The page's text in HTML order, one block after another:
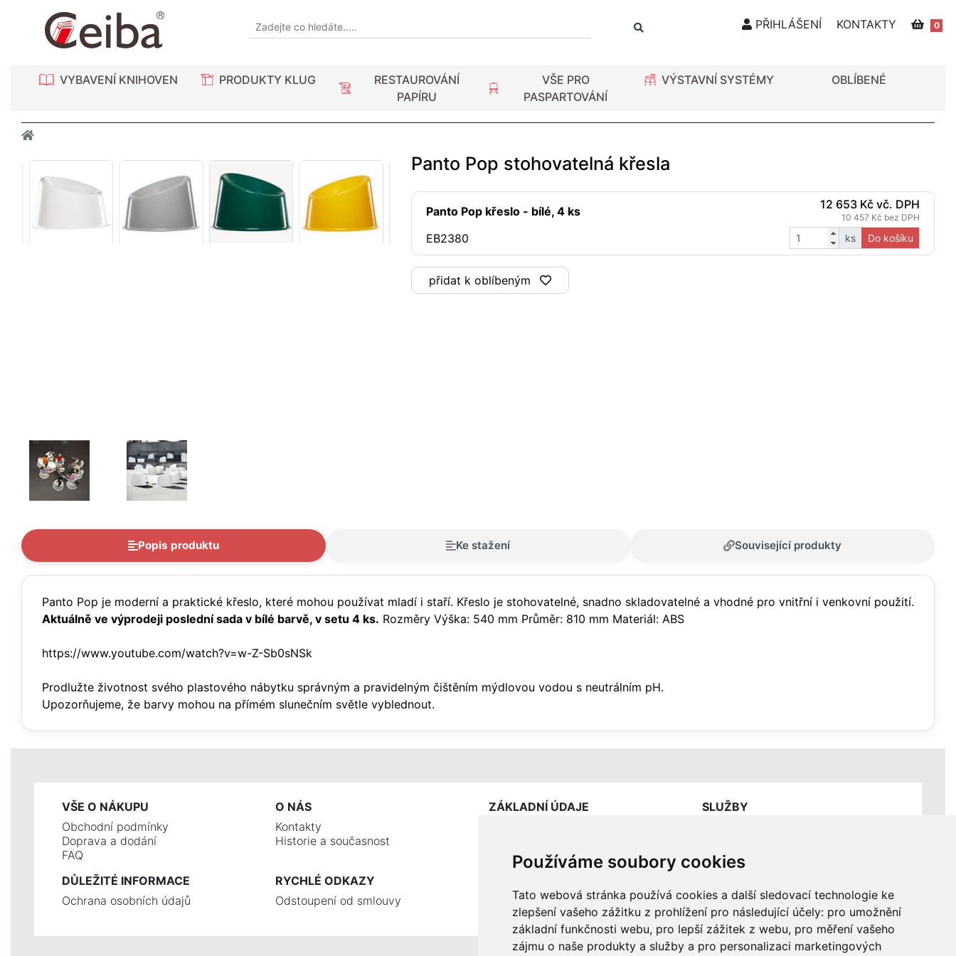
Používáme soubory cookies
Tato webová stránka používá cookies a další sledovací technologie ke
zlepšení vašeho zážitku z prohlížení pro následující účely: pro umožnění
základní funkčnosti webu, pro lepší zážitek z webu, pro měření vašeho
zájmu o naše produkty a služby a pro personalizaci marketingových
PŘIHLÁŠENÍ KONTAKTY 0
VYBAVENÍ KNIHOVEN PRODUKTY KLUG
RESTAUROVÁNÍ
PAPÍRU
VŠE PRO
PASPARTOVÁNÍ
VÝSTAVNÍ SYSTÉMY OBLÍBENÉ
Panto Pop stohovatelná křesla
Panto Pop křeslo - bílé, 4 ks 12 653 Kč vč. DPH
10 457 Kč bez DPH
EB2380 ks Do košíku
přidat k oblíbeným
Popis produktu Ke stažení Související produkty
Panto Pop je moderní a praktické křeslo, které mohou používat mladí i staří. Křeslo je stohovatelné, snadno skladovatelné a vhodné pro vnitřní i venkovní použití.
Aktuálně ve výprodeji poslední sada v bílé barvě, v setu 4 ks. Rozměry Výška: 540 mm Průměr: 810 mm Materiál: ABS
https://www.youtube.com/watch?v=w-Z-Sb0sNSk
Prodlužte životnost svého plastového nábytku správným a pravidelným čištěním mýdlovou vodou s neutrálním pH.
Upozorňujeme, že barvy mohou na přímém slunečním světle vyblednout.
VŠE O NÁKUPU
Obchodní podmínky
Doprava a dodání
FAQ
O NÁS
Kontakty
Historie a současnost
ZÁKLADNÍ ÚDAJE
SLUŽBY
DŮLEŽITÉ INFORMACE
Ochrana osobních údajů
RYCHLÉ ODKAZY
Odstoupení od smlouvy